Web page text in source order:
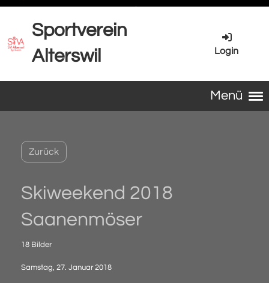
Sportverein
Alterswil
Login
Menü
Zurück
Skiweekend 2018
Saanenmöser
18 Bilder
Samstag, 27. Januar 2018